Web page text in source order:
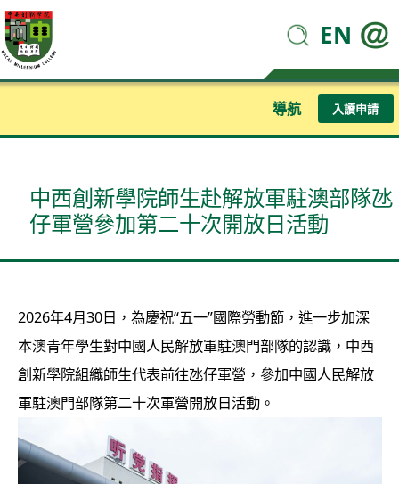
EN
導航 入讀申請
中西創新學院師生赴解放軍駐澳部隊氹
仔軍營參加第二十次開放日活動
2026年4月30日，為慶祝“五一”國際勞動節，進一步加深
本澳青年學生對中國人民解放軍駐澳門部隊的認識，中西
創新學院組織師生代表前往氹仔軍營，參加中國人民解放
軍駐澳門部隊第二十次軍營開放日活動。